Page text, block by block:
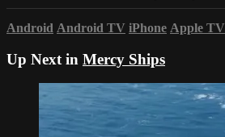
Android Android TV iPhone Apple TV
Up Next in Mercy Ships